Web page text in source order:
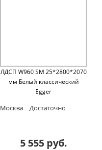
ЛДСП W960 SM 25*2800*2070
мм Белый классический
Egger
Москва Достаточно
5 555 руб.